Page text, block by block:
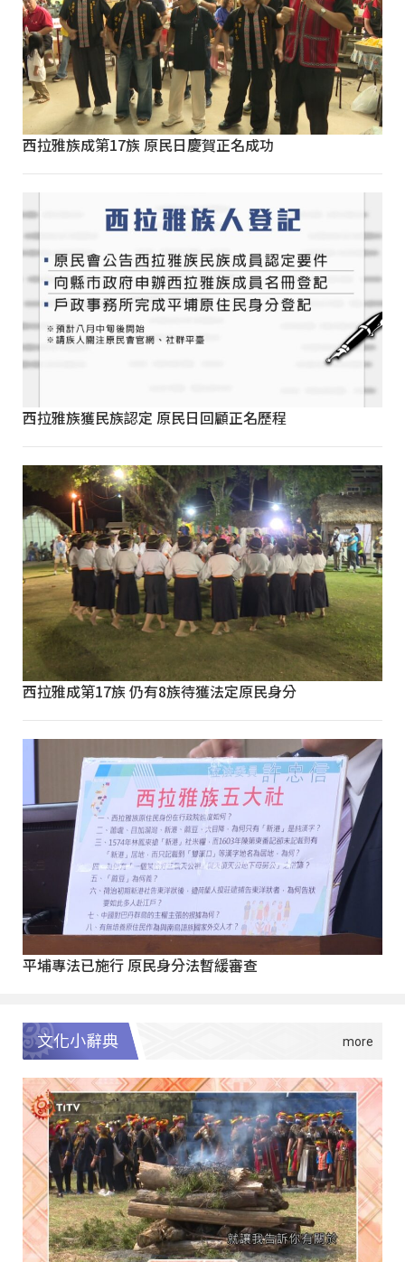
西拉雅族成第17族 原民日慶賀正名成功
西拉雅族獲民族認定 原民日回顧正名歷程
西拉雅成第17族 仍有8族待獲法定原民身分
平埔專法已施行 原民身分法暫緩審查
文化小辭典